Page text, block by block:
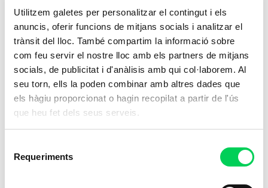
Utilitzem galetes per personalitzar el contingut i els
anuncis, oferir funcions de mitjans socials i analitzar el
trànsit del lloc. També compartim la informació sobre
com feu servir el nostre lloc amb els partners de mitjans
socials, de publicitat i d'anàlisis amb qui col·laborem. Al
seu torn, ells la poden combinar amb altres dades que
els hàgiu proporcionat o hagin recopilat a partir de l'ús
que heu fet dels seus serveis.
Requeriments